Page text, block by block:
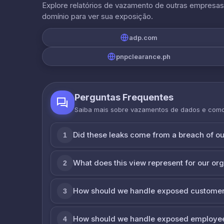
Explore relatórios de vazamento de outras
domínio para ver sua exposição.
adp.com
pnpclearance.ph
Perguntas Frequentes
Saiba mais sobre vazamentos de dados e
1 Did these leaks come from a breach of
2 What does this view represent for our
3 How should we handle exposed
4 How should we handle exposed